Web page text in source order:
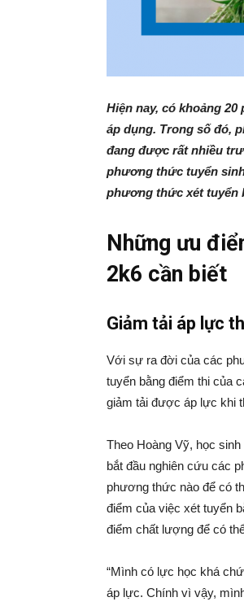
Hiện nay, có khoảng
áp dụng. Trong số đó,
đang được rất nhiều
phương thức tuyển
phương thức xét tuyển
Những ưu
2k6 cần biết
Giảm tải áp lực
Với sự ra đời của các
tuyển bằng điểm thi của
giảm tải được áp lực khi
Theo Hoàng Vỹ, học
bắt đầu nghiên cứu các
phương thức nào để có
điểm của việc xét tuyển
điểm chất lượng để có
“Mình có lực học khá
áp lực. Chính vì vậy,